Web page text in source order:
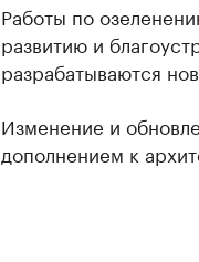
Работы по
развитию и
разрабатываются
Изменение и
дополнением к